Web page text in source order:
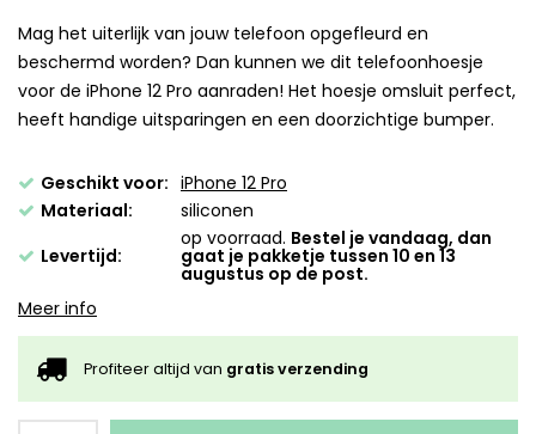
Mag het uiterlijk van jouw telefoon opgefleurd en
beschermd worden? Dan kunnen we dit telefoonhoesje
voor de iPhone 12 Pro aanraden! Het hoesje omsluit perfect,
heeft handige uitsparingen en een doorzichtige bumper.
Geschikt voor: iPhone 12 Pro
Materiaal:
siliconen
Levertijd:
op voorraad. Bestel je vandaag, dan
gaat je pakketje tussen 10 en 13
augustus op de post.
Meer info
Profiteer altijd van gratis verzending